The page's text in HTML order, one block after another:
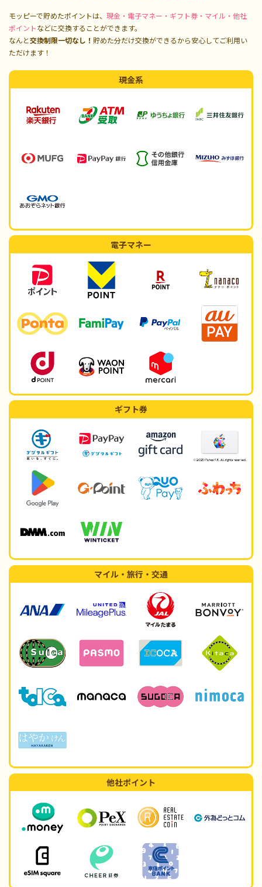
モッピーで貯めたポイントは、 現金・電子マネー・ギフト券・マイル・他社
ポイントなどに交換することができます。
なんと交換制限一切なし！ 貯めた分だけ交換ができるから安心してご利用い
ただけます！
現金系
電子マネー
ギフト券
マイル・旅行・交通
他社ポイント